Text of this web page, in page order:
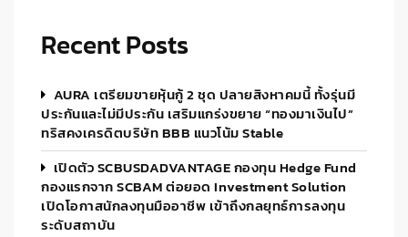
Recent Posts
AURA เตรียมขายหุ้นกู้ 2 ชุด ปลายสิงหาคมนี้ ทั้งรุ่นมี
ประกันและไม่มีประกัน เสริมแกร่งขยาย “ทองมาเงินไป”
ทริสคงเครดิตบริษัท BBB แนวโน้ม Stable
เปิดตัว SCBUSDADVANTAGE กองทุน Hedge Fund
กองแรกจาก SCBAM ต่อยอด Investment Solution
เปิดโอกาสนักลงทุนมืออาชีพ เข้าถึงกลยุทธ์การลงทุน
ระดับสถาบัน